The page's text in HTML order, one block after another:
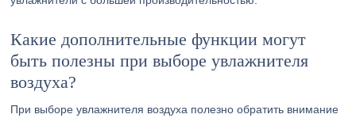
Какие дополнительные функции могут
быть полезны при выборе увлажнителя
воздуха?
При выборе увлажнителя воздуха полезно обратить внимание